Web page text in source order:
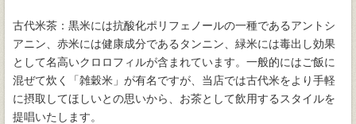
古代米茶：黒米には抗酸化ポリフェノールの一種であるアントシ
アニン、赤米には健康成分であるタンニン、緑米には毒出し効果
として名高いクロロフィルが含まれています。一般的にはご飯に
混ぜて炊く「雑穀米」が有名ですが、当店では古代米をより手軽
に摂取してほしいとの思いから、お茶として飲用するスタイルを
提唱いたします。